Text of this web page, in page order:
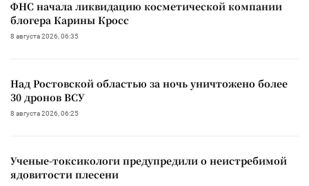
ФНС начала ликвидацию косметической компании
блогера Карины Кросс
8 августа 2026, 06:35
Над Ростовской областью за ночь уничтожено более
30 дронов ВСУ
8 августа 2026, 06:25
Ученые-токсикологи предупредили о неистребимой
ядовитости плесени